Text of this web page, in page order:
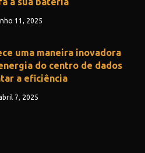
11, 2025
uma maneira inovadora
do centro de dados
a eficiência
7, 2025